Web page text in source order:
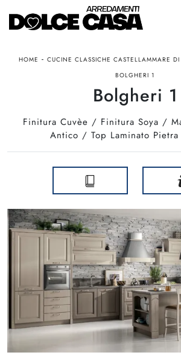
HOME - CUCINE CLASSICHE CASTELLAMMARE DI
BOLGHERI 1
Bolgheri 1
Finitura Cuvèe / Finitura Soya /
Antico / Top Laminato Pietra